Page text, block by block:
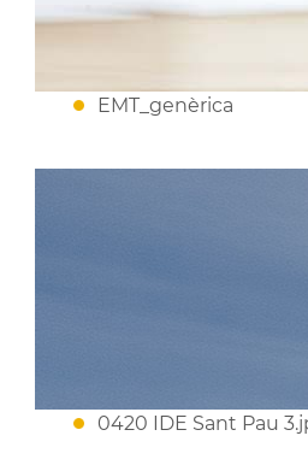
EMT_genèrica
0420 IDE Sant Pau